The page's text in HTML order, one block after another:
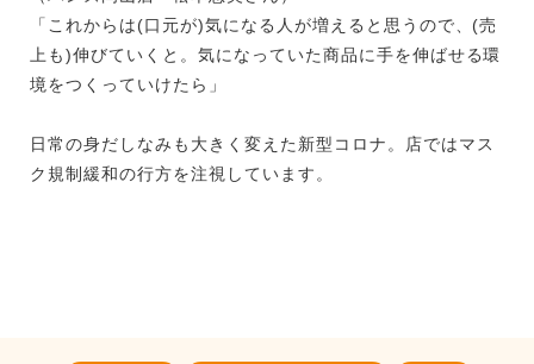
「これからは(口元が)気になる人が増えると思うので、(売
上も)伸びていくと。気になっていた商品に手を伸ばせる環
境をつくっていけたら」
日常の身だしなみも大きく変えた新型コロナ。店ではマス
ク規制緩和の行方を注視しています。